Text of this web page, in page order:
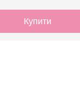
Купити